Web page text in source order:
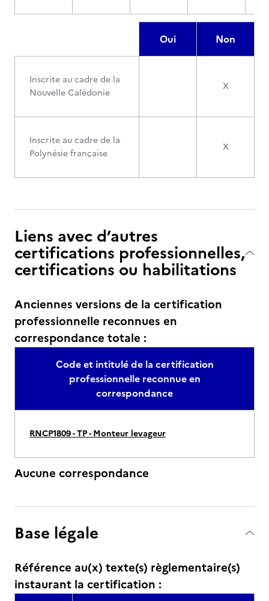
Oui Non
Inscrite au cadre de la
Nouvelle Calédonie
X
Inscrite au cadre de la
Polynésie française
X
Liens avec d’autres
certifications professionnelles,
certifications ou habilitations
Anciennes versions de la certification
professionnelle reconnues en
correspondance totale :
Code et intitulé de la certification
professionnelle reconnue en
correspondance
RNCP1809 - TP - Monteur levageur
Aucune correspondance
Base légale
Référence au(x) texte(s) règlementaire(s)
instaurant la certification :